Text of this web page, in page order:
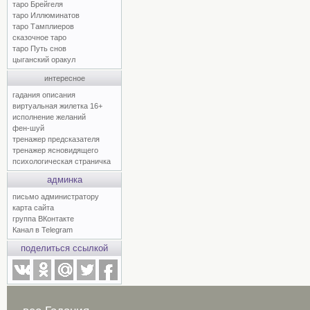
таро Брейгеля
таро Иллюминатов
таро Тамплиеров
сказочное таро
таро Путь снов
цыганский оракул
интересное
гадания описания
виртуальная жилетка 16+
исполнение желаний
фен-шуй
тренажер предсказателя
тренажер ясновидящего
психологическая страничка
админка
письмо администратору
карта сайта
группа ВКонтакте
Канал в Telegram
поделиться ссылкой